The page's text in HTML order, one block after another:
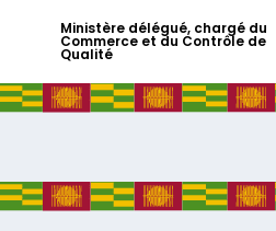
Ministère délégué, chargé du
Commerce et du Contrôle de
Qualité